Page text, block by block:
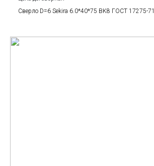
Сверло D=6 Sekira 6.0*40*75 BK8 ГОСТ 17275-71